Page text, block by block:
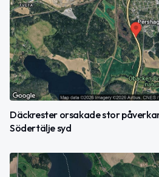
Däckrester orsakade stor
Södertälje syd